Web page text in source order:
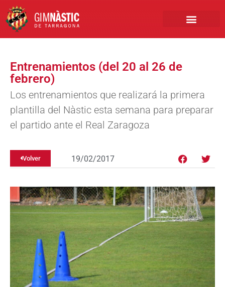
Entrenamientos (del 20 al 26 de
febrero)
Los entrenamientos que realizará la primera
plantilla del Nàstic esta semana para preparar
el partido ante el Real Zaragoza
Volver 19/02/2017